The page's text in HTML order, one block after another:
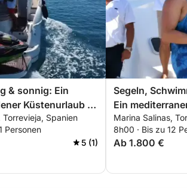
& sonnig: Ein
Küstenurlaub in
Torrevieja, Spanien
Personen
5 (1)
Segeln,
Ein
Meerblick &
Marina Salinas,
8h00 · Bis zu 12
Ab 1.800 €